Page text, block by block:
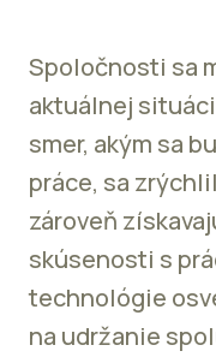
Spoločnosti sa
aktuálnej
smer, akým sa
práce, sa
zároveň
skúsenosti s
technológie
na udržanie